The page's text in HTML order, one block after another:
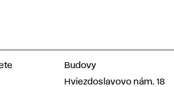
Budovy
Hviezdoslavovo nám. 18